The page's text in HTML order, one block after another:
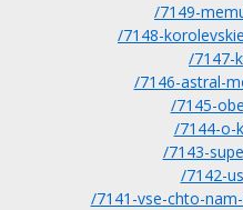
/7149-
/7148-
/7147-
/7146-astral-
/7145-
/7144-o-
/7143-
/7142-
/7141-vse-chto-